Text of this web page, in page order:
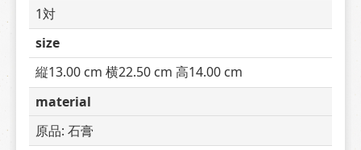
1対
size
縦13.00 cm 横22.50 cm 高14.00 cm
material
原品: 石膏